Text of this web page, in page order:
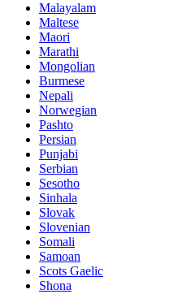
Malayalam
Maltese
Maori
Marathi
Mongolian
Burmese
Nepali
Norwegian
Pashto
Persian
Punjabi
Serbian
Sesotho
Sinhala
Slovak
Slovenian
Somali
Samoan
Scots Gaelic
Shona